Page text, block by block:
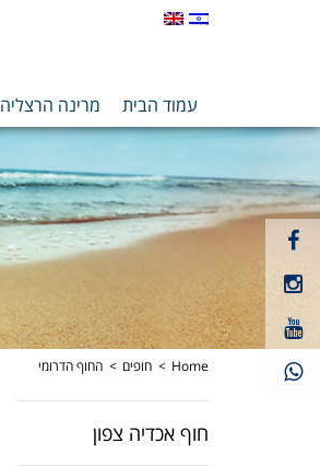
עמוד הבית מרינה הרצליה
לעמוד
פייסבוק
קישור
חיצוני
לעמוד
אינסטגרם
קישור
חיצוני
לעמוד Home חופים החוף הדרומי
חוף אכדיה צפון